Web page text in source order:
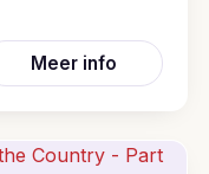
Meer info